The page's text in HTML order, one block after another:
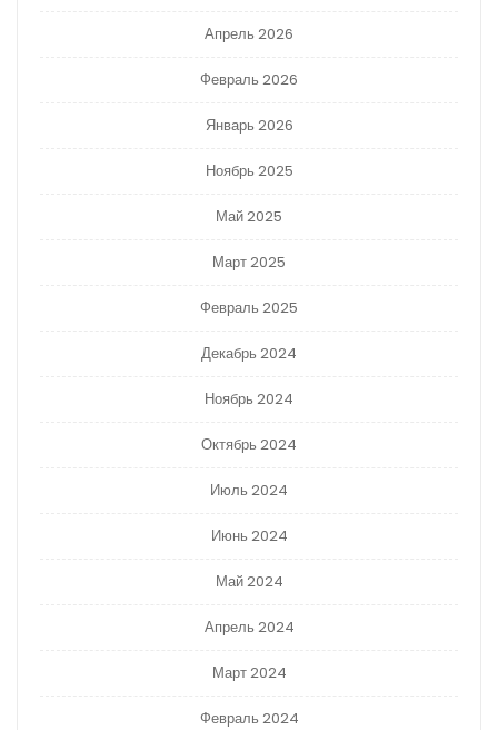
Апрель 2026
Февраль 2026
Январь 2026
Ноябрь 2025
Май 2025
Март 2025
Февраль 2025
Декабрь 2024
Ноябрь 2024
Октябрь 2024
Июль 2024
Июнь 2024
Май 2024
Апрель 2024
Март 2024
Февраль 2024